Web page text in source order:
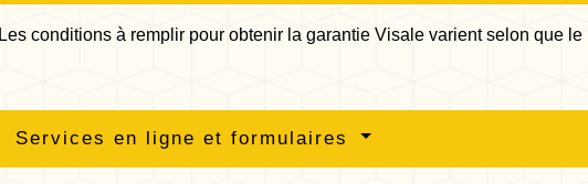
Les conditions à remplir pour obtenir la garantie Visale varient selon que
Services en ligne et formulaires